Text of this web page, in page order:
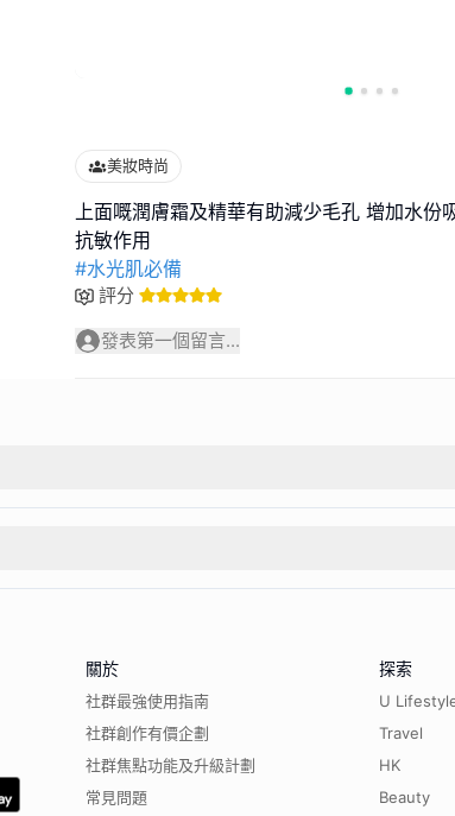
美妝時尚
上面嘅潤膚霜及精華有助減少毛孔 增加水份
#水光肌必備
評分
發表第一個留言...
關於
社群最強使用指南
社群創作有價企劃
社群焦點功能及升級計劃
常見問題
探索
U
Travel
HK
Beauty